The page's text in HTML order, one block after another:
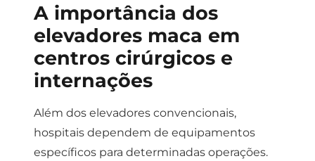
A importância dos
elevadores maca em
centros cirúrgicos e
internações
Além dos elevadores convencionais,
hospitais dependem de equipamentos
específicos para determinadas operações.